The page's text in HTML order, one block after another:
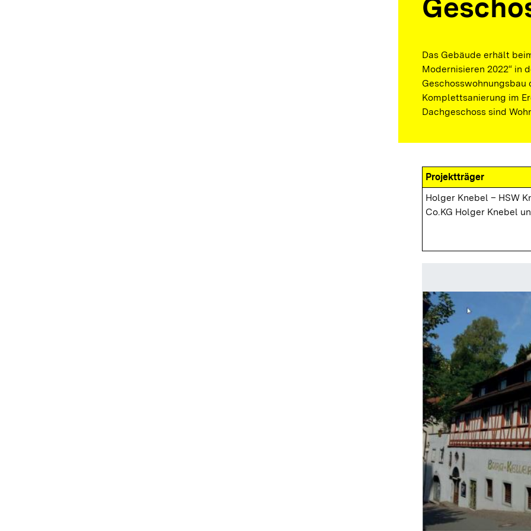
Das Gebäude erhält
Modernisieren 2022“ in
Komplettsanierung im
Dachgeschoss sind
Projektträger
Holger Knebel – HSW
Co.KG Holger Knebel